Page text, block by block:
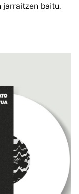
jarraitzen baitu.